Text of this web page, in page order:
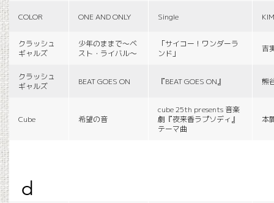
COLOR ONE AND ONLY Single
クラッシュ
ギャルズ
少年のままで〜ベ
スト・ライバル〜
「サイコー！ワンダーラ
ンド」
吉
クラッシュ
ギャルズ
BEAT GOES ON 『BEAT GOES ON』 熊
Cube 希望の音
cube 25th presents 音楽
劇『夜来香ラプソディ』
テーマ曲
本
d